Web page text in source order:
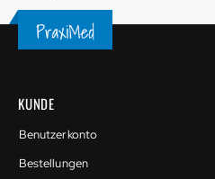
KUNDE
Benutzerkonto
Bestellungen